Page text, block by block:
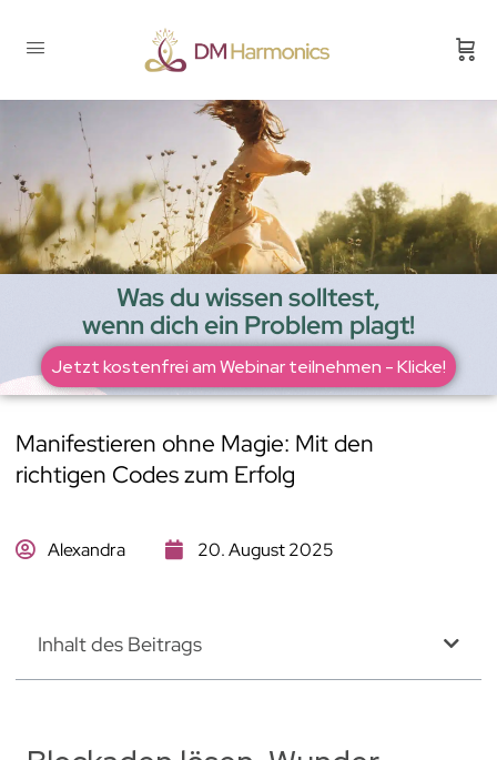
Was du wissen solltest,
wenn dich ein Problem plagt!
Jetzt kostenfrei am Webinar teilnehmen - Klicke!
Manifestieren ohne Magie: Mit den
richtigen Codes zum Erfolg
Alexandra 20. August 2025
Inhalt des Beitrags